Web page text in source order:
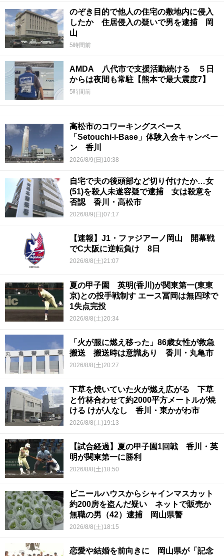
のぞき目的で他人の住宅の敷地内に侵入
したか 住居侵入の疑いで男を逮捕 岡
山
5時間前
AMDA 八代市で支援活動続ける ５日
からは夜間も常駐【熊本で最大震度7】
5時間前
高松市のコワーキングスペース
「Setouchi-i-Base」体験入会キャンペー
ン 香川
2026/8/9(日)10:38
自宅で夫の後頭部など切り付けたか…女
(51)を殺人未遂容疑で逮捕 女は殺意を
否認 香川・高松市
2026/8/9(日)07:17
【速報】J1・ファジアーノ岡山 開幕戦
でC大阪に逆転負け 8日
2026/8/8(土)21:07
夏の甲子園 英明(香川)が関東第一(東東
京)との投手戦制す エース冨岡は無四球で
1失点完投
2026/8/8(土)20:34
「火が服に燃え移った」86歳女性が救急
搬送 搬送時は意識あり 香川・丸亀市
2026/8/8(土)20:27
下草を焼いていた火が燃え広がる 下草
と竹林合わせて約2000平方メートルが焼
ける けが人なし 香川・東かがわ市
2026/8/8(土)19:13
【試合経過】夏の甲子園1回戦 香川・英
明が関東第一に勝利
2026/8/8(土)18:50
ビニールハウスからシャインマスカット
約200房を盗んだ疑い ネットで販売か
無職の男（42）逮捕 岡山県警
2026/8/8(土)18:15
恋愛や結婚を前向きに 岡山県が「記念